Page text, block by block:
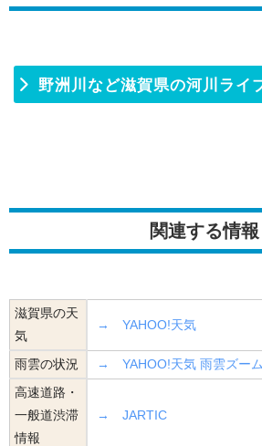
野洲川など滋賀県の河川ライ
関連する情報
滋賀県の天
気
→ YAHOO!天気
雨雲の状況
→ YAHOO!天気 雨雲ズー
高速道路・
一般道渋滞
情報
→ JARTIC